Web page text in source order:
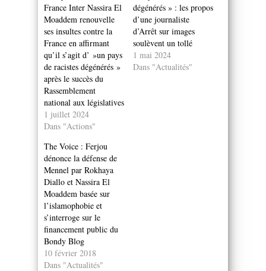
France Inter Nassira El
Moaddem renouvelle
ses insultes contre la
France en affirmant
qu’il s’agit d’ »un pays
de racistes dégénérés »
après le succès du
Rassemblement
national aux législatives
1 juillet 2024
Dans "Actions"
dégénérés » : les propos
d’une journaliste
d’Arrêt sur images
soulèvent un tollé
1 mai 2024
Dans "Actualités"
The Voice : Ferjou
dénonce la défense de
Mennel par Rokhaya
Diallo et Nassira El
Moaddem basée sur
l’islamophobie et
s’interroge sur le
financement public du
Bondy Blog
10 février 2018
Dans "Actualités"